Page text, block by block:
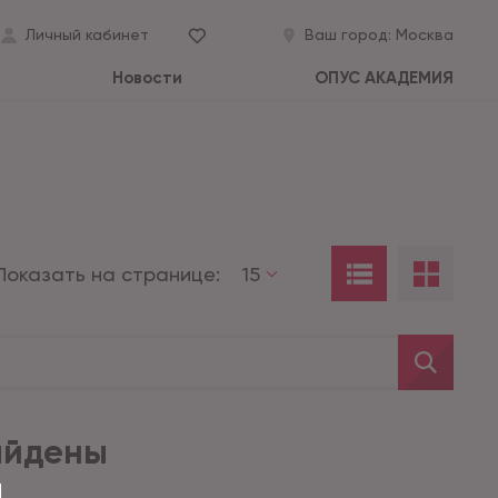
Личный кабинет Ваш город: Москва
Новости ОПУС АКАДЕМИЯ
на странице: 15